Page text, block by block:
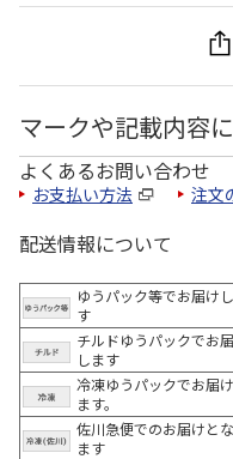
マークや記載内容
よくあるお問い合わせ
お支払い方法 注文
配送情報について
ゆうパック等でお届け
す
チルドゆうパックでお
します
冷凍ゆうパックでお届
ます。
佐川急便でのお届けと
ます